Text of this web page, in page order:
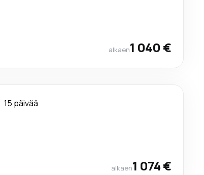
alkaen1 040 €
15 päivää
alkaen1 074 €